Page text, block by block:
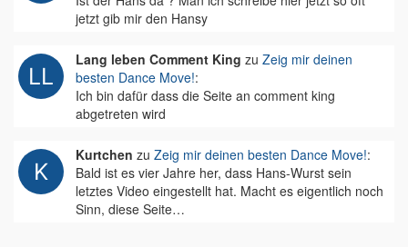
jetzt gib mir den Hansy
Lang leben Comment King zu Zeig mir deinen
besten Dance Move!:
Ich bin dafür dass die Seite an comment king
abgetreten wird
Kurtchen zu Zeig mir deinen besten Dance Move!:
Bald ist es vier Jahre her, dass Hans-Wurst sein
letztes Video eingestellt hat. Macht es eigentlich noch
Sinn, diese Seite…